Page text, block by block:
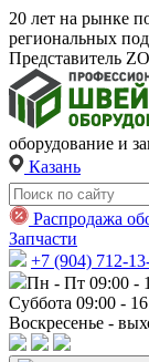
20 лет на рынке
региональных
Представитель
оборудование и
Казань
Распродажа
Запчасти
+7 (904) 712-
Пн - Пт 09:00 -
Суббота 09:00 -
Воскресенье -